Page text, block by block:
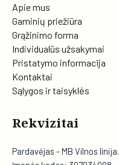
Apie mus
Gaminių priežiūra
Grąžinimo forma
Individualūs užsakymai
Pristatymo informacija
Kontaktai
Sąlygos ir taisyklės
Rekvizitai
Pardavėjas - MB Vilnos linija.